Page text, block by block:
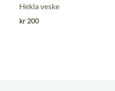
0
ut
Hekla veske
kr 200